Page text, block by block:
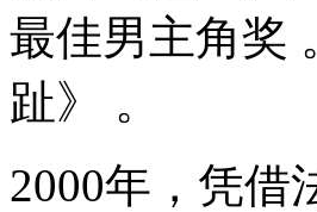
最佳男主角奖
趾》 。
2000年，凭借